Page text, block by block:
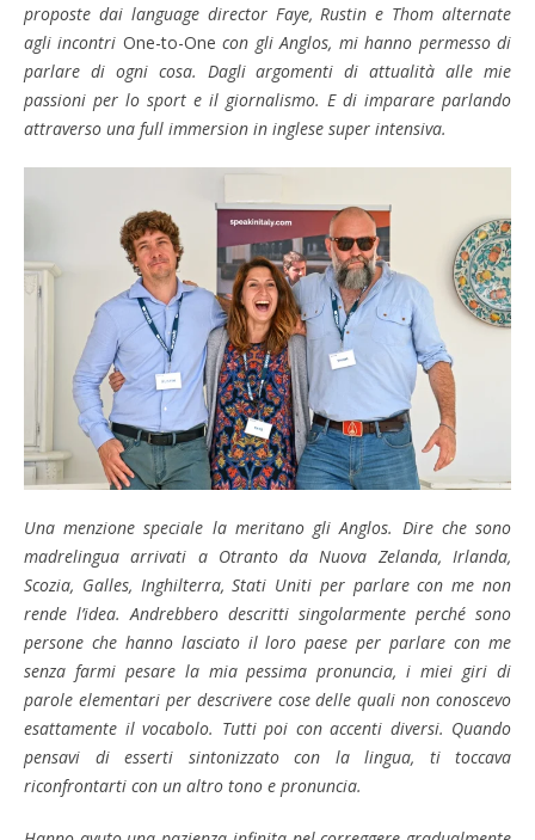
proposte dai language director Faye, Rustin e Thom alternate
agli incontri One-to-One con gli Anglos, mi hanno permesso di
parlare di ogni cosa. Dagli argomenti di attualità alle mie
passioni per lo sport e il giornalismo. E di imparare parlando
attraverso una full immersion in inglese super intensiva.
Una menzione speciale la meritano gli Anglos. Dire che sono
madrelingua arrivati a Otranto da Nuova Zelanda, Irlanda,
Scozia, Galles, Inghilterra, Stati Uniti per parlare con me non
rende l’idea. Andrebbero descritti singolarmente perché sono
persone che hanno lasciato il loro paese per parlare con me
senza farmi pesare la mia pessima pronuncia, i miei giri di
parole elementari per descrivere cose delle quali non conoscevo
esattamente il vocabolo. Tutti poi con accenti diversi. Quando
pensavi di esserti sintonizzato con la lingua, ti toccava
riconfrontarti con un altro tono e pronuncia.